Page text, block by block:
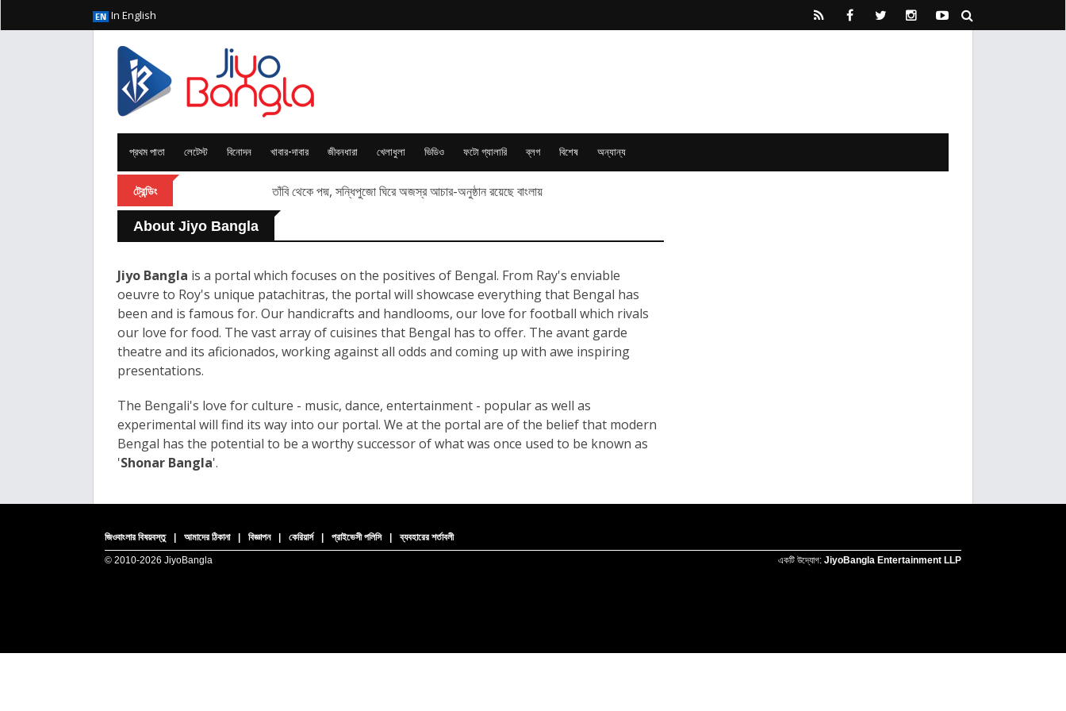
In English
প্রথম পাতা লেটেস্ট বিনোদন খাবার-দাবার জীবনধারা খেলাধুলা ভিডিও ফটো গ্যালারি ব্লগ বিশেষ অন্যান্য
ট্রেন্ডিং তাঁবি থেকে পদ্ম, সন্ধিপুজো ঘিরে অজস্র আচার-অনুষ্ঠান রয়েছে বাংলায়
About Jiyo Bangla
Jiyo Bangla is a portal which focuses on the positives of Bengal. From Ray's enviable
oeuvre to Roy's unique patachitras, the portal will showcase everything that Bengal has
been and is famous for. Our handicrafts and handlooms, our love for football which rivals
our love for food. The vast array of cuisines that Bengal has to offer. The avant garde
theatre and its aficionados, working against all odds and coming up with awe inspiring
presentations.
The Bengali's love for culture - music, dance, entertainment - popular as well as
experimental will find its way into our portal. We at the portal are of the belief that modern
Bengal has the potential to be a worthy successor of what was once used to be known as
'Shonar Bangla'.
জিওবাংলার বিষয়বস্তু আমাদের ঠিকানা বিজ্ঞাপন কেরিয়ার্স প্রাইভেসী পলিসি ব্যবহারের শর্তাবলী
© 2010-2026 JiyoBangla একটি উদ্যোগ: JiyoBangla Entertainment LLP